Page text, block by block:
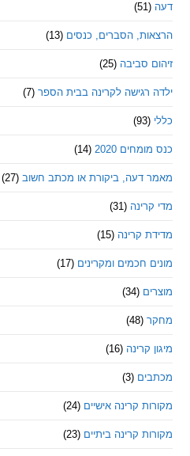
הסברים, כנסים (13)
סביבה (25)
לקרינה בבית הספר (7)
2020
(14)
ביקורת או מכתב חשוב (27)
(31)
קרינה (15)
חכמים ומקרינים (17)
(16)
קרינה אישיים (24)
קרינה ביתיים (23)